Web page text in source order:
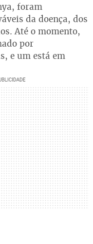
foram
da doença, dos
Até o momento,
por
e um está em